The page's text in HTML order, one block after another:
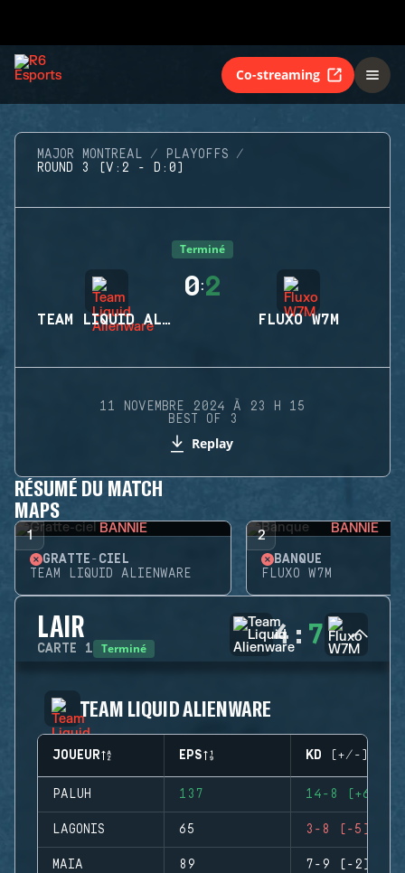
Co-streaming
MAJOR MONTREAL
PLAYOFFS
ROUND 3 (V:2 - D:0)
Terminé
TEAM LIQUID ALIENWARE
0:2
FLUXO W7M
11 NOVEMBRE 2024 À 23 H 15
BEST OF 3
Replay
RÉSUMÉ DU MATCH
MAPS
1 BANNIE
GRATTE-CIEL
TEAM LIQUID ALIENWARE
2 BANNIE
BANQUE
FLUXO W7M
LAIR
CARTE 1 Terminé 4 : 7
TEAM LIQUID ALIENWARE
JOUEUR EPS KD (+/-)
PALUH 137 14-8 (+6)
LAGONIS 65 3-8 (-5)
MAIA 89 7-9 (-2)